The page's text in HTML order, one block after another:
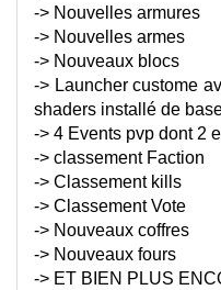
-> Nouvelles armures
-> Nouvelles armes
-> Nouveaux blocs
-> Launcher custome
shaders installé de
-> 4 Events pvp dont 2
-> classement Faction
-> Classement kills
-> Classement Vote
-> Nouveaux coffres
-> Nouveaux fours
-> ET BIEN PLUS